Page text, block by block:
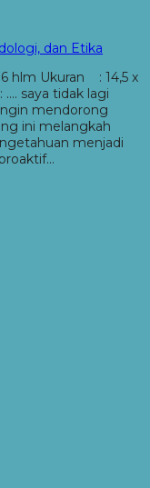
dan Etika
hlm Ukuran : 14,5 x
…. saya tidak lagi
mendorong
ini melangkah
menjadi